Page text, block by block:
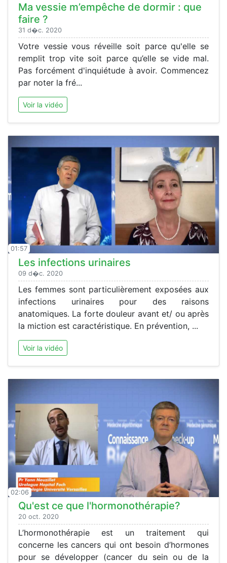
Ma vessie m’empêche de dormir : que
faire ?
31 d�c. 2020
Votre vessie vous réveille soit parce qu'elle se
remplit trop vite soit parce qu’elle se vide mal.
Pas forcément d'inquiétude à avoir. Commencez
par noter la fré...
Voir la vidéo
01:57
Les infections urinaires
09 d�c. 2020
Les femmes sont particulièrement exposées aux
infections urinaires pour des raisons
anatomiques. La forte douleur avant et/ ou après
la miction est caractéristique. En prévention, ...
Voir la vidéo
02:06
Qu'est ce que l'hormonothérapie?
20 oct. 2020
L’hormonothérapie est un traitement qui
concerne les cancers qui ont besoin d’hormones
pour se développer (cancer du sein ou de la